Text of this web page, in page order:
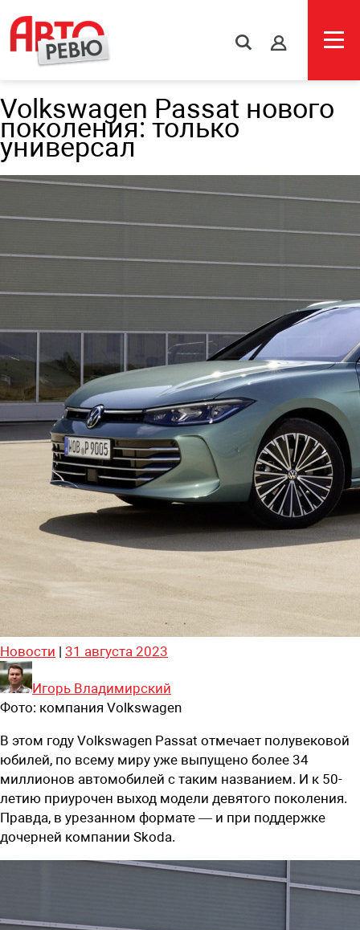
s
Volkswagen Passat нового
поколения: только
универсал
Новости | 31 августа 2023
Игорь Владимирский
Фото: компания Volkswagen
В этом году Volkswagen Passat отмечает полувековой
юбилей, по всему миру уже выпущено более 34
миллионов автомобилей с таким названием. И к 50-
летию приурочен выход модели девятого поколения.
Правда, в урезанном формате — и при поддержке
дочерней компании Skoda.